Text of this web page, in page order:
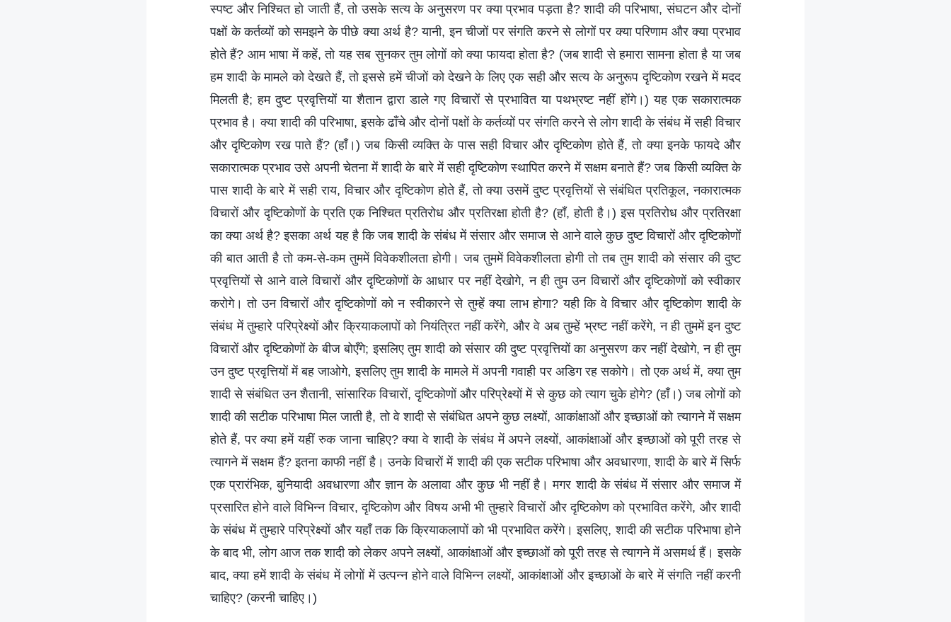
स्पष्ट और निश्चित हो जाती हैं, तो उसके सत्य के अनुसरण पर क्या प्रभाव पड़ता है? शादी की परिभाषा, संघटन और दोनों
पक्षों के कर्तव्यों को समझने के पीछे क्या अर्थ है? यानी, इन चीजों पर संगति करने से लोगों पर क्या परिणाम और क्या प्रभाव
होते हैं? आम भाषा में कहें, तो यह सब सुनकर तुम लोगों को क्या फायदा होता है? (जब शादी से हमारा सामना होता है या जब
हम शादी के मामले को देखते हैं, तो इससे हमें चीजों को देखने के लिए एक सही और सत्य के अनुरूप दृष्टिकोण रखने में मदद
मिलती है; हम दुष्ट प्रवृत्तियों या शैतान द्वारा डाले गए विचारों से प्रभावित या पथभ्रष्ट नहीं होंगे।) यह एक सकारात्मक
प्रभाव है। क्या शादी की परिभाषा, इसके ढाँचे और दोनों पक्षों के कर्तव्यों पर संगति करने से लोग शादी के संबंध में सही विचार
और दृष्टिकोण रख पाते हैं? (हाँ।) जब किसी व्यक्ति के पास सही विचार और दृष्टिकोण होते हैं, तो क्या इनके फायदे और
सकारात्मक प्रभाव उसे अपनी चेतना में शादी के बारे में सही दृष्टिकोण स्थापित करने में सक्षम बनाते हैं? जब किसी व्यक्ति के
पास शादी के बारे में सही राय, विचार और दृष्टिकोण होते हैं, तो क्या उसमें दुष्ट प्रवृत्तियों से संबंधित प्रतिकूल, नकारात्मक
विचारों और दृष्टिकोणों के प्रति एक निश्चित प्रतिरोध और प्रतिरक्षा होती है? (हाँ, होती है।) इस प्रतिरोध और प्रतिरक्षा
का क्या अर्थ है? इसका अर्थ यह है कि जब शादी के संबंध में संसार और समाज से आने वाले कुछ दुष्ट विचारों और दृष्टिकोणों
की बात आती है तो कम-से-कम तुममें विवेकशीलता होगी। जब तुममें विवेकशीलता होगी तो तब तुम शादी को संसार की दुष्ट
प्रवृत्तियों से आने वाले विचारों और दृष्टिकोणों के आधार पर नहीं देखोगे, न ही तुम उन विचारों और दृष्टिकोणों को स्वीकार
करोगे। तो उन विचारों और दृष्टिकोणों को न स्वीकारने से तुम्हें क्या लाभ होगा? यही कि वे विचार और दृष्टिकोण शादी के
संबंध में तुम्हारे परिप्रेक्ष्यों और क्रियाकलापों को नियंत्रित नहीं करेंगे, और वे अब तुम्हें भ्रष्ट नहीं करेंगे, न ही तुममें इन दुष्ट
विचारों और दृष्टिकोणों के बीज बोएँगे; इसलिए तुम शादी को संसार की दुष्ट प्रवृत्तियों का अनुसरण कर नहीं देखोगे, न ही तुम
उन दुष्ट प्रवृत्तियों में बह जाओगे, इसलिए तुम शादी के मामले में अपनी गवाही पर अडिग रह सकोगे। तो एक अर्थ में, क्या तुम
शादी से संबंधित उन शैतानी, सांसारिक विचारों, दृष्टिकोणों और परिप्रेक्ष्यों में से कुछ को त्याग चुके होगे? (हाँ।) जब लोगों को
शादी की सटीक परिभाषा मिल जाती है, तो वे शादी से संबंधित अपने कुछ लक्ष्यों, आकांक्षाओं और इच्छाओं को त्यागने में सक्षम
होते हैं, पर क्या हमें यहीं रुक जाना चाहिए? क्या वे शादी के संबंध में अपने लक्ष्यों, आकांक्षाओं और इच्छाओं को पूरी तरह से
त्यागने में सक्षम हैं? इतना काफी नहीं है। उनके विचारों में शादी की एक सटीक परिभाषा और अवधारणा, शादी के बारे में सिर्फ
एक प्रारंभिक, बुनियादी अवधारणा और ज्ञान के अलावा और कुछ भी नहीं है। मगर शादी के संबंध में संसार और समाज में
प्रसारित होने वाले विभिन्न विचार, दृष्टिकोण और विषय अभी भी तुम्हारे विचारों और दृष्टिकोण को प्रभावित करेंगे, और शादी
के संबंध में तुम्हारे परिप्रेक्ष्यों और यहाँ तक कि क्रियाकलापों को भी प्रभावित करेंगे। इसलिए, शादी की सटीक परिभाषा होने
के बाद भी, लोग आज तक शादी को लेकर अपने लक्ष्यों, आकांक्षाओं और इच्छाओं को पूरी तरह से त्यागने में असमर्थ हैं। इसके
बाद, क्या हमें शादी के संबंध में लोगों में उत्पन्न होने वाले विभिन्न लक्ष्यों, आकांक्षाओं और इच्छाओं के बारे में संगति नहीं करनी
चाहिए? (करनी चाहिए।)